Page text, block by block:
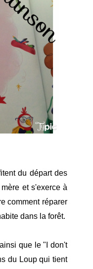
du départ des
et s'exerce à
comment réparer
dans la forêt.
que le "I don't
du Loup qui tient